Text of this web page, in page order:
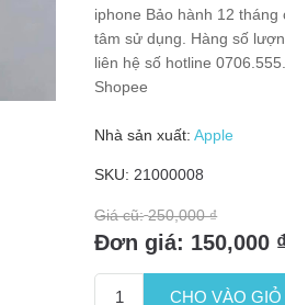
iphone Bảo hành 12
tâm sử dụng. Hàng số
liên hệ số hotline
Shopee
Nhà sản xuất: Apple
SKU: 21000008
Giá cũ: 250,000 ₫
Đơn giá: 150,000
CHO VÀO GIỎ